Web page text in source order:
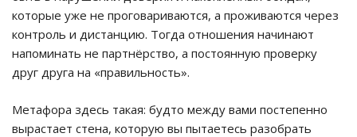
которые уже не проговариваются, а проживаются через
контроль и дистанцию. Тогда отношения начинают
напоминать не партнёрство, а постоянную проверку
друг друга на «правильность».
Метафора здесь такая: будто между вами постепенно
вырастает стена, которую вы пытаетесь разобрать